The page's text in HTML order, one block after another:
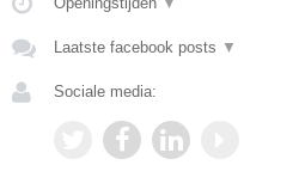
Laatste facebook posts ▼
Sociale media: